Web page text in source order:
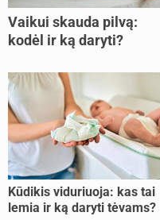
Vaikui skauda pilvą:
kodėl ir ką daryti?
Kūdikis viduriuoja: kas tai
lemia ir ką daryti tėvams?